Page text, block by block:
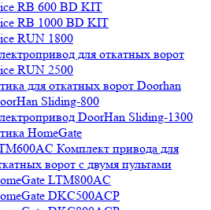
RB 600 BD KIT
RB 1000 BD KIT
RUN 1800
для откатных ворот
RUN 2500
для откатных ворот Doorhan
Sliding-800
DoorHan Sliding-1300
HomeGate
Комплект привода для
ворот с двумя пультами
LTM800AC
DKC500ACP